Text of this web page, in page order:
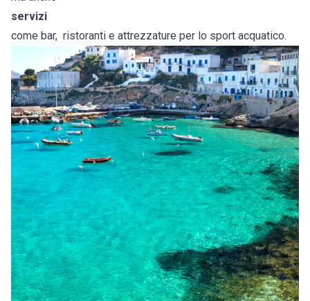
servizi
come bar, ristoranti e attrezzature per lo sport acquatico.